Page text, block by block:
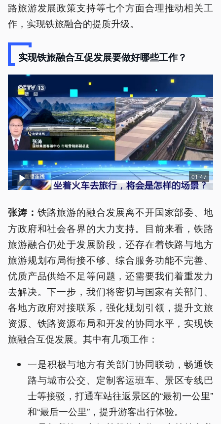
路旅游发展政策支持等七个方面合理推动相关工
作，实现铁旅融合的提质升级。
实现铁旅融合互促发展要做好哪些工作？
01:47
张涛： 铁路旅游的融合发展离不开国家部委、地
方政府和社会各界的大力支持。目前来看，铁路
旅游融合仍处于发展阶段，还存在着铁路与地方
旅游规划布局衔接不够、综合服务功能不完善、
优质产品供给不足等问题，还需要我们着重发力
去解决。下一步，我们将密切与国家有关部门、
各地方政府对接联系，强化规划引领，提升文旅
资源、铁路资源布局和开发的协同水平，实现铁
旅融合互促发展。其中有几项工作：
一是积极与地方有关部门协同联动，畅通铁
路与城市公交、定制客运班车、景区专线巴
士等接驳，打通车站往返景区的“最初一公里”
和“最后一公里”，提升游客出行体验。